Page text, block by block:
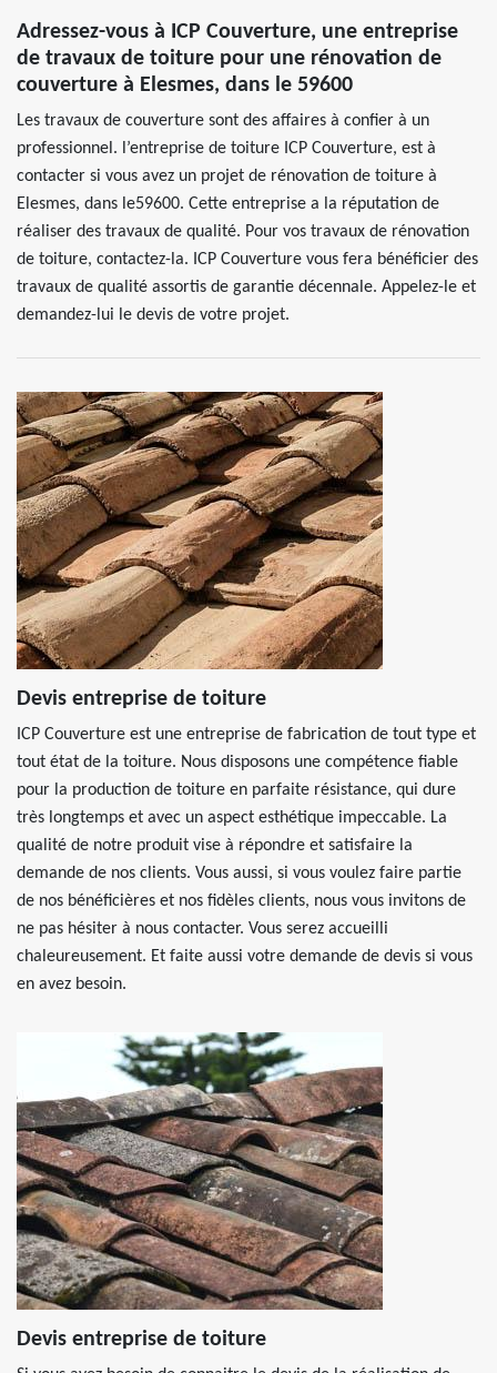
Adressez-vous à ICP Couverture, une entreprise
de travaux de toiture pour une rénovation de
couverture à Elesmes, dans le 59600
Les travaux de couverture sont des affaires à confier à un
professionnel. l’entreprise de toiture ICP Couverture, est à
contacter si vous avez un projet de rénovation de toiture à
Elesmes, dans le59600. Cette entreprise a la réputation de
réaliser des travaux de qualité. Pour vos travaux de rénovation
de toiture, contactez-la. ICP Couverture vous fera bénéficier des
travaux de qualité assortis de garantie décennale. Appelez-le et
demandez-lui le devis de votre projet.
Devis entreprise de toiture
ICP Couverture est une entreprise de fabrication de tout type et
tout état de la toiture. Nous disposons une compétence fiable
pour la production de toiture en parfaite résistance, qui dure
très longtemps et avec un aspect esthétique impeccable. La
qualité de notre produit vise à répondre et satisfaire la
demande de nos clients. Vous aussi, si vous voulez faire partie
de nos bénéficières et nos fidèles clients, nous vous invitons de
ne pas hésiter à nous contacter. Vous serez accueilli
chaleureusement. Et faite aussi votre demande de devis si vous
en avez besoin.
Devis entreprise de toiture